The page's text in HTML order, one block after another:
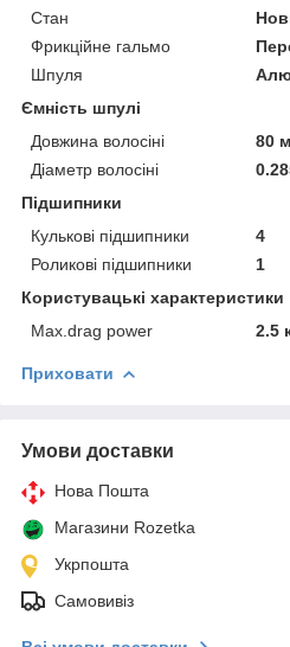
Стан
Фрикційне гальмо
Шпуля
Ємність шпулі
Довжина волосіні
80 м
Діаметр волосіні
Підшипники
Кулькові підшипники
4
Роликові підшипники
1
Користувацькі характеристики
Max.drag power
2.5
Приховати
Умови доставки
Нова Пошта
Магазини Rozetka
Укрпошта
Самовивіз